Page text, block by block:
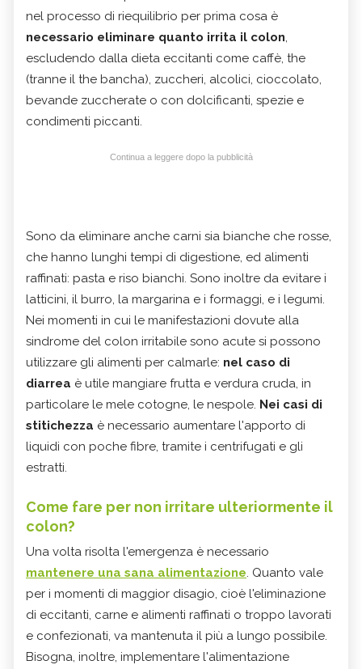
nel processo di riequilibrio per prima cosa è
necessario eliminare quanto irrita il colon,
escludendo dalla dieta eccitanti come caffè, the
(tranne il the bancha), zuccheri, alcolici, cioccolato,
bevande zuccherate o con dolcificanti, spezie e
condimenti piccanti.
Continua a leggere dopo la pubblicità
Sono da eliminare anche carni sia bianche che rosse,
che hanno lunghi tempi di digestione, ed alimenti
raffinati: pasta e riso bianchi. Sono inoltre da evitare i
latticini, il burro, la margarina e i formaggi, e i legumi.
Nei momenti in cui le manifestazioni dovute alla
sindrome del colon irritabile sono acute si possono
utilizzare gli alimenti per calmarle: nel caso di
diarrea è utile mangiare frutta e verdura cruda, in
particolare le mele cotogne, le nespole. Nei casi di
stitichezza è necessario aumentare l'apporto di
liquidi con poche fibre, tramite i centrifugati e gli
estratti.
Come fare per non irritare ulteriormente il
colon?
Una volta risolta l'emergenza è necessario
mantenere una sana alimentazione. Quanto vale
per i momenti di maggior disagio, cioè l'eliminazione
di eccitanti, carne e alimenti raffinati o troppo lavorati
e confezionati, va mantenuta il più a lungo possibile.
Bisogna, inoltre, implementare l'alimentazione